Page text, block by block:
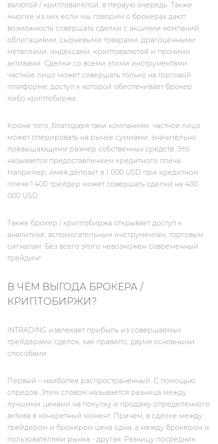
валютой / криптовалютой, в первую очередь. Также
многие из них если мы говорим о брокерах дают
возможность совершать сделки с акциями компаний,
облигациями, сырьевыми товарами, драгоценными
металлами, индексами, криптовалютой и прочими
активами. Сделки со всеми этими инструментами
частное лицо может совершать только на торговой
платформе, доступ к которой обеспечивает брокер
либо криптобиржа.
Кроме того, благодаря таки компаниям, частное лицо
может оперировать на рынке суммами, значительно
превышающими размер собственных средств. Это
называется предоставлением кредитного плеча.
Например, имея депозит в 1 000 USD при кредитном
плече 1:400 трейдер может совершать сделки на 400
000 USD.
Также брокер / криптобиржа открывает доступ к
аналитике, вспомогательным инструментам, торговым
сигналам. Без всего этого невозможен современный
трейдинг.
В ЧЁМ ВЫГОДА БРОКЕРА /
КРИПТОБИРЖИ?
INTRADING извлекает прибыль из совершаемых
трейдерами сделок, как правило, двумя основными
способами.
Первый – наиболее распространённый. С помощью
спредов. Этим словом называется разница между
лучшими ценами на покупку и продажу определённого
актива в конкретный момент. Причём, в сделке между
трейдером и брокером цена одна, а между брокером и
пользователями рынка - другая. Разницу посредник